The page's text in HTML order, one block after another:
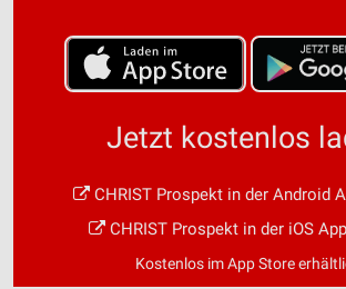
Jetzt kostenlos
CHRIST Prospekt in der Android
CHRIST Prospekt in der iOS
Kostenlos im App Store